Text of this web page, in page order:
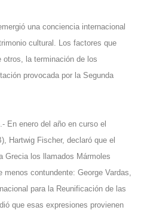
una conciencia internacional
cultural. Los factores que
otros, la terminación de los
provocada por la Segunda
En enero del año en curso el
Hartwig Fischer, declaró que el
Grecia los llamados Mármoles
menos contundente: George Vardas,
para la Reunificación de las
que esas expresiones provienen